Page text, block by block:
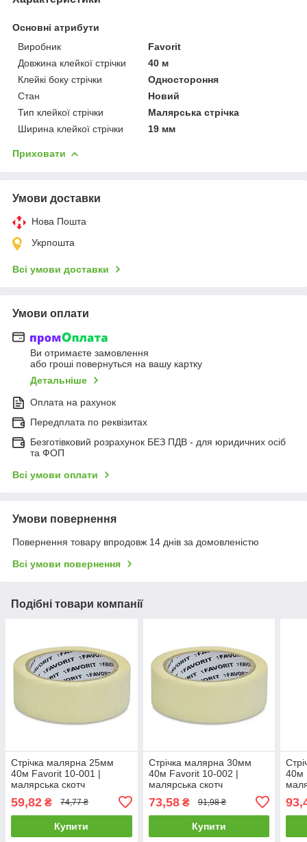
Основні атрибути
Виробник
Favorit
Довжина клейкої стрічки
40 м
Клейкі боку стрічки
Одностороння
Стан
Новий
Тип клейкої стрічки
Малярська стрічка
Ширина клейкої стрічки
19 мм
Приховати
Умови доставки
Нова Пошта
Укрпошта
Всі умови доставки
Умови оплати
Ви отримаєте замовлення
або гроші повернуться на вашу картку
Детальніше
Оплата на рахунок
Передплата по реквізитах
Безготівковий розрахунок БЕЗ ПДВ - для юридичних осіб
та ФОП
Всі умови оплати
Умови повернення
Повернення товару впродовж 14 днів за домовленістю
Всі умови повернення
Подібні товари компанії
Стрічка малярна 25мм
40м Favorit 10-001 |
малярська скотч
59,82 ₴ 74,77 ₴
Купити
Стрічка малярна 30мм
40м Favorit 10-002 |
малярська скотч
73,58₴ 91,98 ₴
Купити
40м